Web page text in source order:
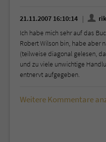
21.11.2007 16:10:14
Ich habe mich sehr auf das
Robert Wilson bin, habe aber
(teilweise diagonal gelesen,
und zu viele unwichtige
entnervt aufgegeben.
Weitere Kommentare